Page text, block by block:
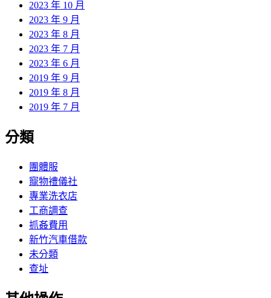
2023 年 10 月
2023 年 9 月
2023 年 8 月
2023 年 7 月
2023 年 6 月
2019 年 9 月
2019 年 8 月
2019 年 7 月
分類
團體服
寵物禮儀社
專業洗衣店
工商調查
抓姦費用
新竹汽車借款
未分類
查址